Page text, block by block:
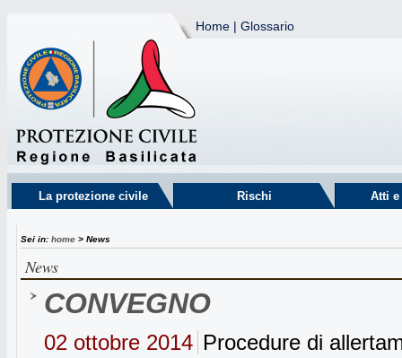
Home | Glossario
La protezione civile Rischi Atti
Sei in: home > News
News
CONVEGNO
02 ottobre 2014 Procedure di